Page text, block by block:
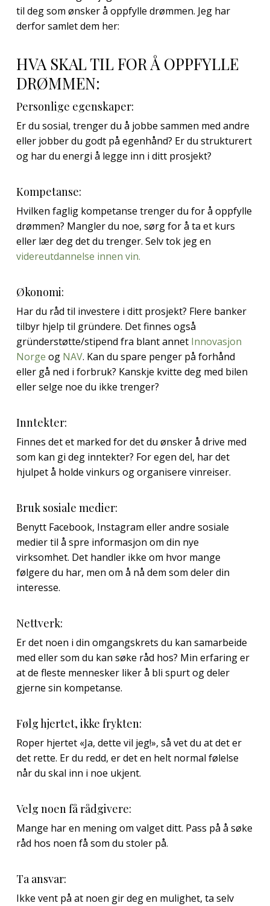
til deg som ønsker å oppfylle drømmen. Jeg har
derfor samlet dem her:
HVA SKAL TIL FOR Å OPPFYLLE
DRØMMEN:
Personlige egenskaper:
Er du sosial, trenger du å jobbe sammen med andre
eller jobber du godt på egenhånd? Er du strukturert
og har du energi å legge inn i ditt prosjekt?
Kompetanse:
Hvilken faglig kompetanse trenger du for å oppfylle
drømmen? Mangler du noe, sørg for å ta et kurs
eller lær deg det du trenger. Selv tok jeg en
videreutdannelse innen vin.
Økonomi:
Har du råd til investere i ditt prosjekt? Flere banker
tilbyr hjelp til gründere. Det finnes også
gründerstøtte/stipend fra blant annet Innovasjon
Norge og NAV. Kan du spare penger på forhånd
eller gå ned i forbruk? Kanskje kvitte deg med bilen
eller selge noe du ikke trenger?
Inntekter:
Finnes det et marked for det du ønsker å drive med
som kan gi deg inntekter? For egen del, har det
hjulpet å holde vinkurs og organisere vinreiser.
Bruk sosiale medier:
Benytt Facebook, Instagram eller andre sosiale
medier til å spre informasjon om din nye
virksomhet. Det handler ikke om hvor mange
følgere du har, men om å nå dem som deler din
interesse.
Nettverk:
Er det noen i din omgangskrets du kan samarbeide
med eller som du kan søke råd hos? Min erfaring er
at de fleste mennesker liker å bli spurt og deler
gjerne sin kompetanse.
Følg hjertet, ikke frykten:
Roper hjertet «Ja, dette vil jeg!», så vet du at det er
det rette. Er du redd, er det en helt normal følelse
når du skal inn i noe ukjent.
Velg noen få rådgivere:
Mange har en mening om valget ditt. Pass på å søke
råd hos noen få som du stoler på.
Ta ansvar:
Ikke vent på at noen gir deg en mulighet, ta selv